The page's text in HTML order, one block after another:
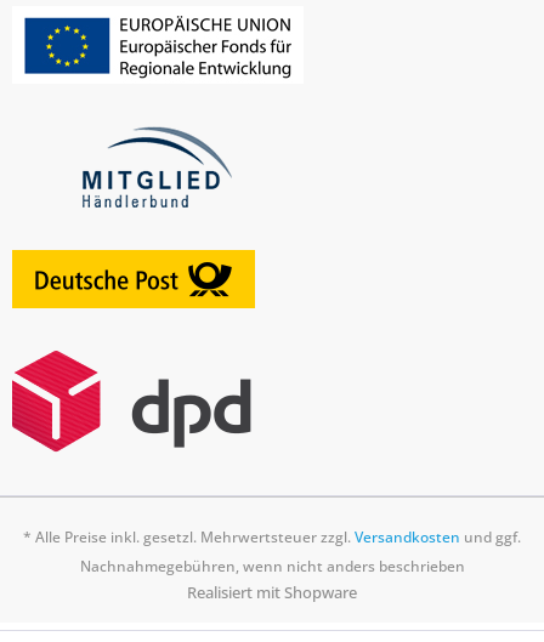
* Alle Preise inkl. gesetzl. Mehrwertsteuer zzgl.Versandkosten und ggf.
Nachnahmegebühren, wenn nicht anders beschrieben
Realisiert mit Shopware